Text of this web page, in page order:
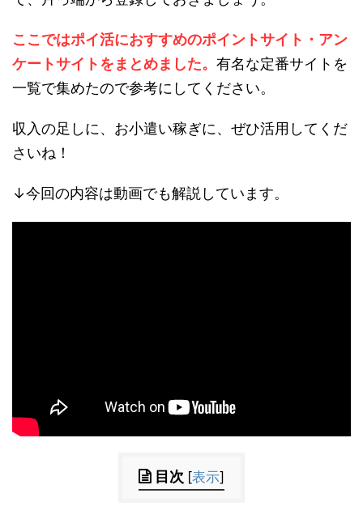
ここではポイ活におすすめのポイントサイト・アン
ケートサイトをまとめました。 有名な定番サイトを
一覧で集めたので参考にしてください。
収入の足しに、お小遣い稼ぎに、ぜひ活用してくだ
さいね！
↓今回の内容は動画でも解説しています。
目次 [表示]